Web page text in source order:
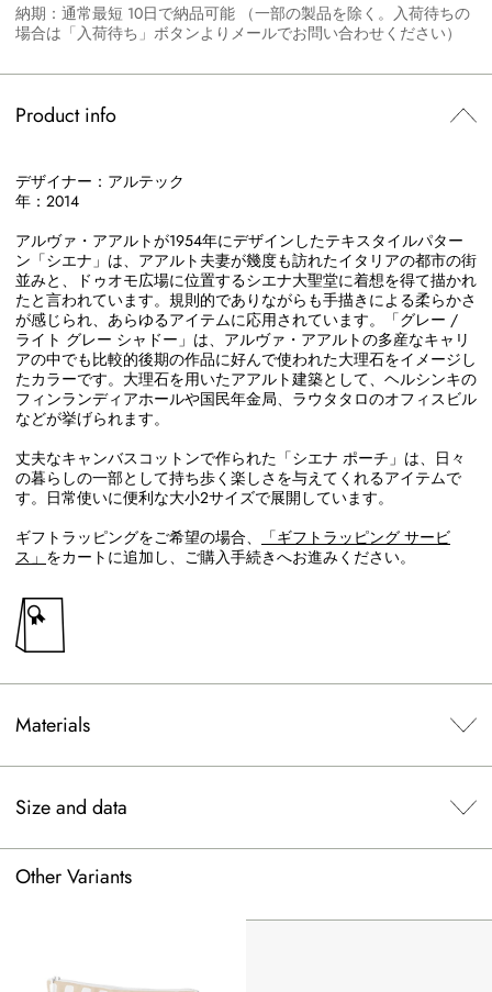
納期：通常最短 10日で納品可能 （一部の製品を除く。入荷待ちの
場合は「入荷待ち」ボタンよりメールでお問い合わせください）
Product info
デザイナー：アルテック
年：2014
アルヴァ・アアルトが1954年にデザインしたテキスタイルパター
ン「シエナ」は、アアルト夫妻が幾度も訪れたイタリアの都市の街
並みと、ドゥオモ広場に位置するシエナ大聖堂に着想を得て描かれ
たと言われています。規則的でありながらも手描きによる柔らかさ
が感じられ、あらゆるアイテムに応用されています。「グレー /
ライト グレー シャドー」は、アルヴァ・アアルトの多産なキャリ
アの中でも比較的後期の作品に好んで使われた大理石をイメージし
たカラーです。大理石を用いたアアルト建築として、ヘルシンキの
フィンランディアホールや国民年金局、ラウタタロのオフィスビル
などが挙げられます。
丈夫なキャンバスコットンで作られた「シエナ ポーチ」は、日々
の暮らしの一部として持ち歩く楽しさを与えてくれるアイテムで
す。日常使いに便利な大小2サイズで展開しています。
ギフトラッピングをご希望の場合、
「ギフトラッピング サービ
ス」 をカートに追加し、ご購入手続きへお進みください。
Materials
Size and data
Other Variants